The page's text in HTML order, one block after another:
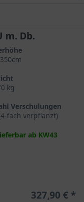
m. Db.
kg
Verschulungen
fach verpflanzt)
ab KW43
327,90 €